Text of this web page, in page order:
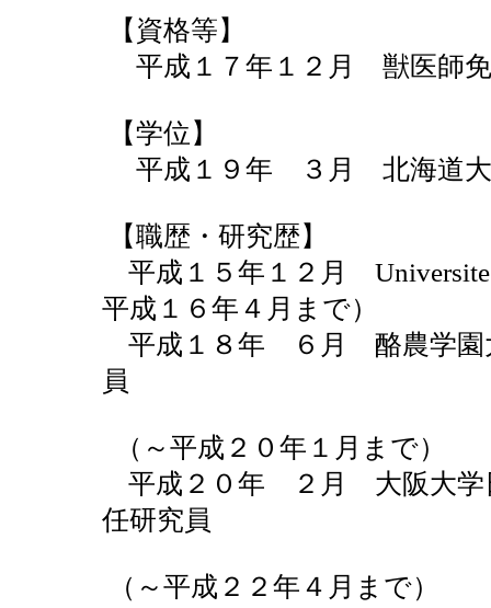
【資格等】
平成１７年１２月 獣医師
【学位】
平成１９年 ３月 北海道大
【職歴・研究歴】
平成１５年１２月
平成１６年４月まで）
平成１８年 ６月 酪農学園
員
（～平成２０年１月まで）
平成２０年 ２月 大阪大学
任研究員
（～平成２２年４月まで）